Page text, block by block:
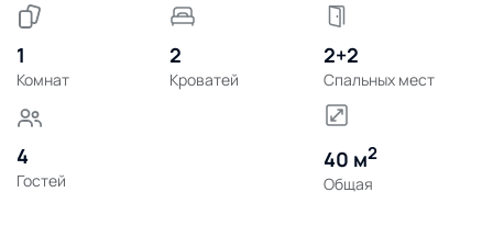
1
Комнат
2
Кроватей
2+2
Спальных мест
4
Гостей
40 м2
Общая